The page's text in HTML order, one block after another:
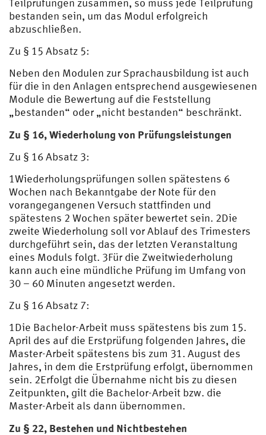
Teilprüfungen zusammen, so muss jede Teilprüfung
bestanden sein, um das Modul erfolgreich
abzuschließen.
Zu § 15 Absatz 5:
Neben den Modulen zur Sprachausbildung ist auch
für die in den Anlagen entsprechend ausgewiesenen
Module die Bewertung auf die Feststellung
„bestanden“ oder „nicht bestanden“ beschränkt.
Zu § 16, Wiederholung von Prüfungsleistungen
Zu § 16 Absatz 3:
1Wiederholungsprüfungen sollen spätestens 6
Wochen nach Bekanntgabe der Note für den
vorangegangenen Versuch stattfinden und
spätestens 2 Wochen später bewertet sein. 2Die
zweite Wiederholung soll vor Ablauf des Trimesters
durchgeführt sein, das der letzten Veranstaltung
eines Moduls folgt. 3Für die Zweitwiederholung
kann auch eine mündliche Prüfung im Umfang von
30 – 60 Minuten angesetzt werden.
Zu § 16 Absatz 7:
1Die Bachelor-Arbeit muss spätestens bis zum 15.
April des auf die Erstprüfung folgenden Jahres, die
Master-Arbeit spätestens bis zum 31. August des
Jahres, in dem die Erstprüfung erfolgt, übernommen
sein. 2Erfolgt die Übernahme nicht bis zu diesen
Zeitpunkten, gilt die Bachelor-Arbeit bzw. die
Master-Arbeit als dann übernommen.
Zu § 22, Bestehen und Nichtbestehen